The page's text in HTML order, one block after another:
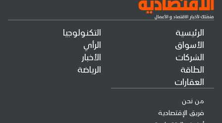
الرئيسية
الأسواق
الشركات
الطاقة
العقارات
التكنولوجيا
الرأي
الأخبار
الرياضة
من نحن
فريق الإقتصادية